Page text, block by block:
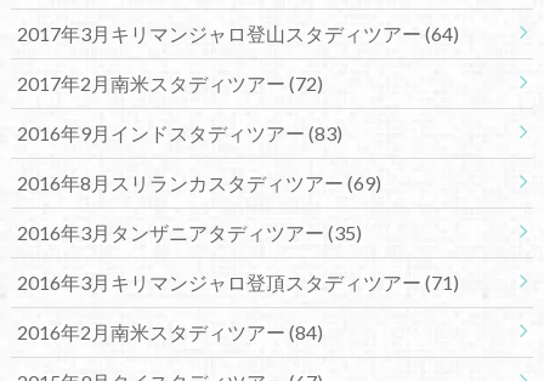
2017年3月キリマンジャロ登山スタディツアー (64)
2017年2月南米スタディツアー (72)
2016年9月インドスタディツアー (83)
2016年8月スリランカスタディツアー (69)
2016年3月タンザニアタディツアー (35)
2016年3月キリマンジャロ登頂スタディツアー (71)
2016年2月南米スタディツアー (84)